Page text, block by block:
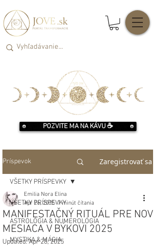
POZVITE MA NA KÁVU ☕️
Príspevok Zaregistrovať sa
VŠETKY PRÍSPEVKY
ASTROLÓGIA & NUMEROLÓGIA
MYSTIKA & MÁGIA
VŠETKY PRÍSPEVKY
MANIFESTAČNÝ RITUÁL PRE NOV
MESIACA V BÝKOVI 2025
Emilia Nora Elina
Apr 26, 2025 7 minút čítania
Updated:Apr 28, 2025